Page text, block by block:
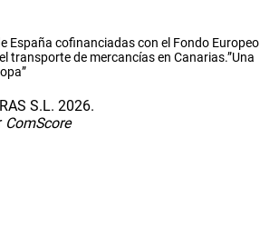
España cofinanciadas con el Fondo Europeo
transporte de mercancías en Canarias.”Una
S.L. 2026.
ComScore